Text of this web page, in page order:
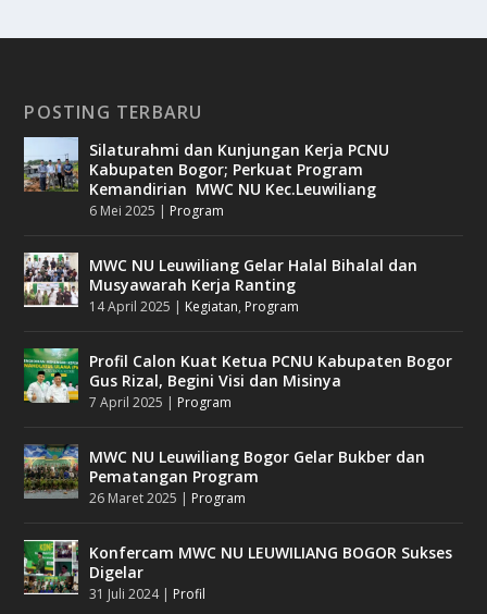
POSTING TERBARU
Silaturahmi dan Kunjungan Kerja PCNU
Kabupaten Bogor; Perkuat Program
Kemandirian MWC NU Kec.Leuwiliang
6 Mei 2025 | Program
MWC NU Leuwiliang Gelar Halal Bihalal dan
Musyawarah Kerja Ranting
14 April 2025 | Kegiatan, Program
Profil Calon Kuat Ketua PCNU Kabupaten Bogor
Gus Rizal, Begini Visi dan Misinya
7 April 2025 | Program
MWC NU Leuwiliang Bogor Gelar Bukber dan
Pematangan Program
26 Maret 2025 | Program
Konfercam MWC NU LEUWILIANG BOGOR Sukses
Digelar
31 Juli 2024| Profil